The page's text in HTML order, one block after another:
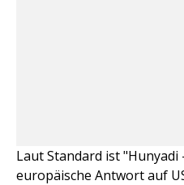
Laut Standard ist
europäische Antwort auf